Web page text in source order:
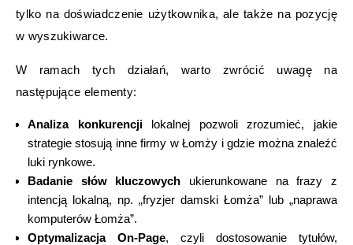
tylko na doświadczenie użytkownika, ale także na pozycję
w wyszukiwarce.
W ramach tych działań, warto zwrócić uwagę na
następujące elementy:
Analiza konkurencjilokalnej pozwoli zrozumieć, jakie
strategie stosują inne firmy w Łomży i gdzie można znaleźć
luki rynkowe.
Badanie słów kluczowych ukierunkowane na frazy z
intencją lokalną, np. „fryzjer damski Łomża” lub „naprawa
komputerów Łomża”.
Optymalizacja On-Page, czyli dostosowanie tytułów,